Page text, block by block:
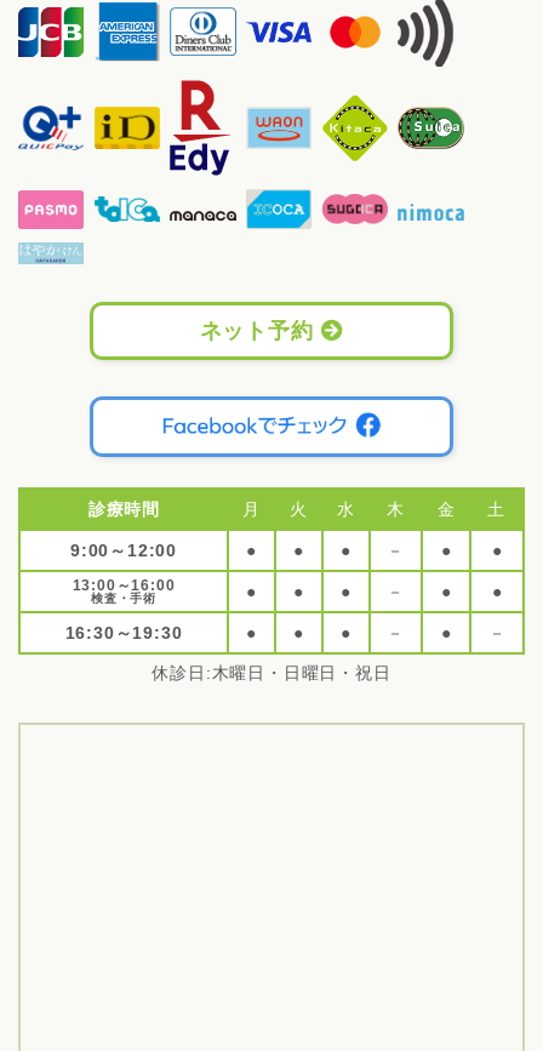
ネット予約
休診日:木曜日・日曜日・祝日
診療時間 月 火 水 木 金 土
9:00～12:00 ● ● ● － ● ●
13:00～16:00
検査・手術 ● ● ● － ● ●
16:30～19:30 ● ● ● － ● －